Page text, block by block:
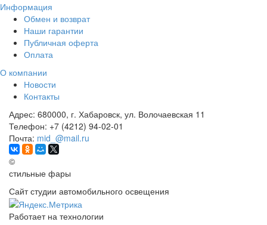
Информация
Обмен и возврат
Наши гарантии
Публичная оферта
Оплата
О компании
Новости
Контакты
Адрес: 680000, г. Хабаровск, ул. Волочаевская 11
Телефон: +7 (4212) 94-02-01
Почта: mid_@mail.ru
©
стильные фары
Сайт студии автомобильного освещения
Работает на технологии